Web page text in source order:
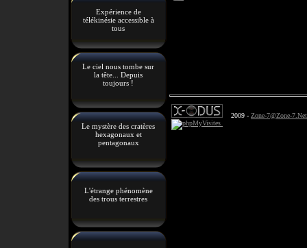
Expérience de
télékinésie accessible à
tous
Le ciel nous tombe sur
la tête... Depuis
toujours !
Le mystère des cratères
hexagonaux et
pentagonaux
L'étrange phénomène
des trous terrestres
2009 - Zone-7@Zone-7.Net